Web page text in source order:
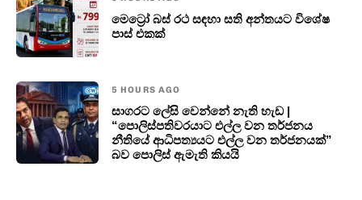
මෙට්‍රෝ බස් රථ සඳහා සති අන්තයට විශේෂ
පාස් එකක්
5 HOURS AGO
සාගරට ලේසි වෙන්නේ නැති හැඩ |
“පොලිස්පතිවරයාට එල්ල වන තර්ජනය
නීතියේ ආධිපත්‍යයට එල්ල වන තර්ජනයක්”
බව පොලිස් ඇමැති කියයි